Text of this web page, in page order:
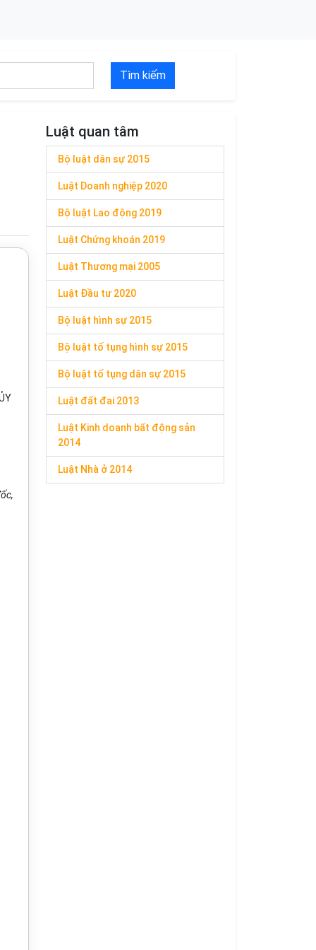
Tìm kiếm
Luật quan tâm
Bộ luật dân sự 2015
Luật Doanh nghiệp 2020
Bộ luật Lao động 2019
Luật Chứng khoán 2019
Luật Thương mại 2005
Luật Đầu tư 2020
Bộ luật hình sự 2015
Bộ luật tố tụng hình sự 2015
Bộ luật tố tụng dân sự 2015
Luật đất đai 2013
Luật Kinh doanh bất động sản
2014
Luật Nhà ở 2014